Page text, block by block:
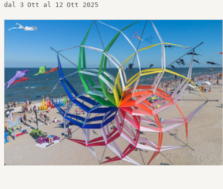
dal 3 Ott al 12 Ott 2025